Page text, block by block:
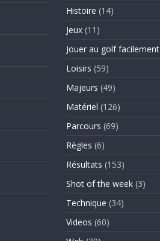
Histoire (14)
Jeux (11)
Jouer au golf facilement
Loisirs (59)
Majeurs (49)
Matériel (126)
Parcours (69)
Règles (6)
Résultats (153)
Shot of the week (3)
Technique (34)
Videos (60)